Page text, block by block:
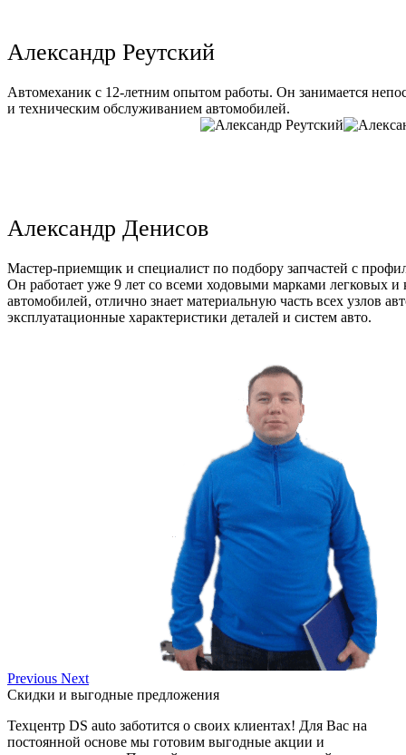
Александр Реутский
Автомеханик с 12-летним опытом работы. Он занимается
и техническим обслуживанием автомобилей.
Александр Денисов
Мастер-приемщик и специалист по подбору запчастей с
Он работает уже 9 лет со всеми ходовыми марками легковых и
автомобилей, отлично знает материальную часть всех узлов
эксплуатационные характеристики деталей и систем авто.
Previous Next
Скидки и выгодные предложения
Техцентр DS auto заботится о своих клиентах! Для Вас на
постоянной основе мы готовим выгодные акции и